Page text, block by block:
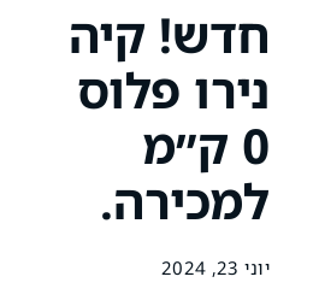
חדש! קיה
נירו פלוס
0 ק״מ
למכירה.
יוני 23, 2024